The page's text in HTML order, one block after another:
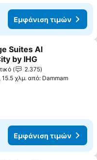
Εμφάνιση τιμών
στα αγαπημένα
Suites Al
by IHG
2.375
15.5 χλμ. από: Dammam
Εμφάνιση τιμών